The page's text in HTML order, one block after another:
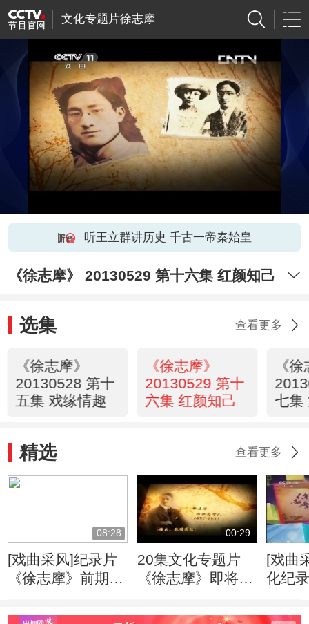
文化专题片徐志摩
听王立群讲历史 千古一帝秦始皇
《徐志摩》 20130529 第十六集 红颜知己
选集 查看更多
《徐志摩》
20130528 第十
五集 戏缘情趣
《徐志摩》
20130529 第十
六集 红颜知己
《
七集
精选 查看更多
08:28
[戏曲采风]纪录片
《徐志摩》前期拍
00:29
20集文化专题片
《徐志摩》即将播
节目
[戏曲
化纪